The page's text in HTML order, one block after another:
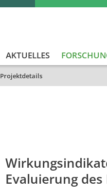
AKTUELLES
Projektdetails
Evaluierung des